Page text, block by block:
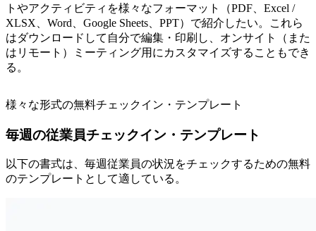
トやアクティビティを様々なフォーマット（PDF、Excel /
XLSX、Word、Google Sheets、PPT）で紹介したい。これら
はダウンロードして自分で編集・印刷し、オンサイト（また
はリモート）ミーティング用にカスタマイズすることもでき
る。
様々な形式の無料チェックイン・テンプレート
毎週の従業員チェックイン・テンプレート
以下の書式は、毎週従業員の状況をチェックするための無料
のテンプレートとして適している。